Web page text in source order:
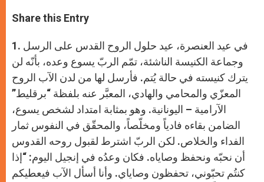
t
s
p
s
e
e
r
e
b
k
r
Share this Entry
1. في عيد العنصرة، عيد حلول الروح القدس على الرسل
وجماعة الكنيسة الناشئة، تمّم الربّ يسوع وعده، بأنّه لن
يترك كنيسته في حالة يُتم. فأرسل لها من لدن الآب الروح
المعزّي والمحامي والهادي، المعبَّر عنه بلفظة “برقليط”
الآرامية – اليونانية. وهو بمثابة امتداد لشخص يسوع،
الضامن بقاءه فادياً ومخلّصاً، والمحقّق في النفوس ثمار
الفداء والخلاص. لكن الربّ اشترط لقبول روحه القدوس
أن نحبّه ونحفظ وصاياه. فكان وعدُه في إنجيل اليوم: “إذا
كنتُم تحبّوني، تحفظون وصاياي. وأنا أسأل الآب فيعطيكم